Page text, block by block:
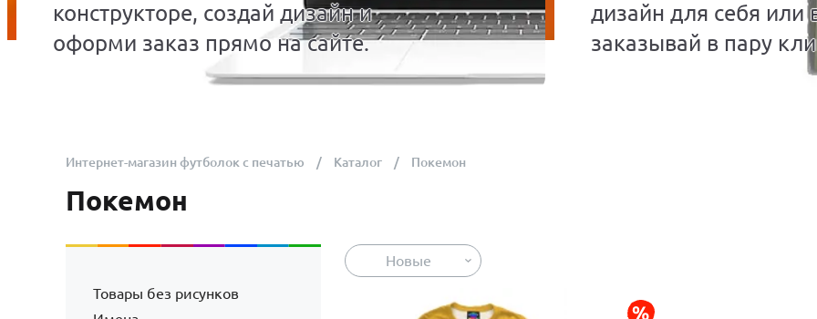
конструкторе, создай дизайн и
оформи заказ прямо на сайте.
дизайн для себя или
заказывай в пару
Интернет-магазин футболок с печатью Каталог Покемон
Покемон
Товары без рисунков
Новые